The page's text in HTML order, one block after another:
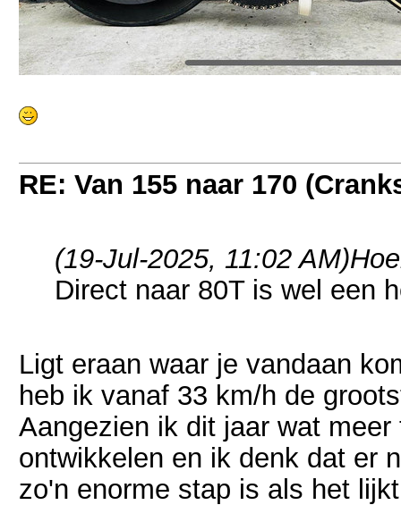
RE: Van 155 naar 170
(19-Jul-2025, 11:02 AM)
Direct naar 80T is wel een
Ligt eraan waar je vandaan
heb ik vanaf 33 km/h de
Aangezien ik dit jaar wat
ontwikkelen en ik denk dat er
zo'n enorme stap is als het